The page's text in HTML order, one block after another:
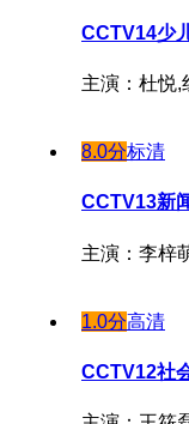
CCTV14少
主演：杜悦,
8.0分标清
CCTV13新
主演：李梓
1.0分高清
CCTV12社